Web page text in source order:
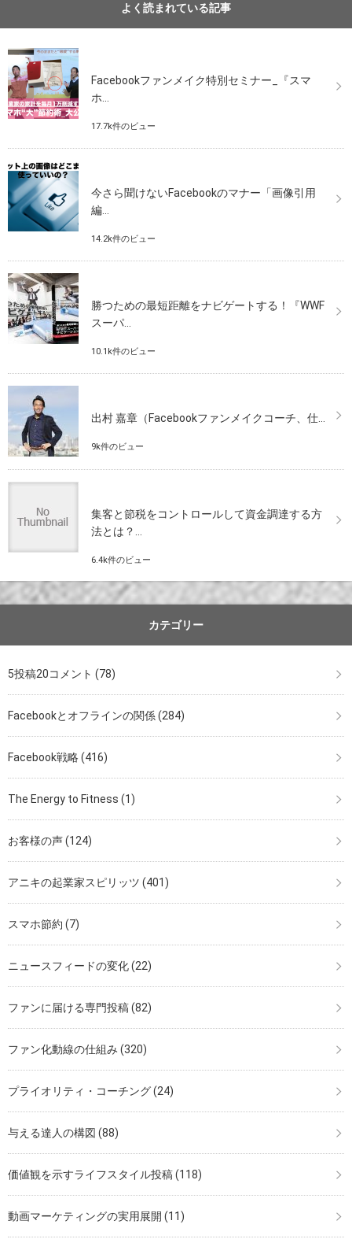
よく読まれている記事
Facebookファンメイク特別セミナー_『スマ
ホ...
17.7k件のビュー
今さら聞けないFacebookのマナー「画像引用
編...
14.2k件のビュー
勝つための最短距離をナビゲートする！『WWF
スーパ...
10.1k件のビュー
出村 嘉章（Facebookファンメイクコーチ、仕...
9k件のビュー
集客と節税をコントロールして資金調達する方
法とは？...
6.4k件のビュー
カテゴリー
5投稿20コメント (78)
Facebookとオフラインの関係(284)
Facebook戦略(416)
The Energy to Fitness (1)
お客様の声(124)
アニキの起業家スピリッツ (401)
スマホ節約 (7)
ニュースフィードの変化(22)
ファンに届ける専門投稿(82)
ファン化動線の仕組み (320)
プライオリティ・コーチング(24)
与える達人の構図 (88)
価値観を示すライフスタイル投稿(118)
動画マーケティングの実用展開 (11)